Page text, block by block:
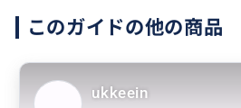
このガイドの他の商品
ukkeein